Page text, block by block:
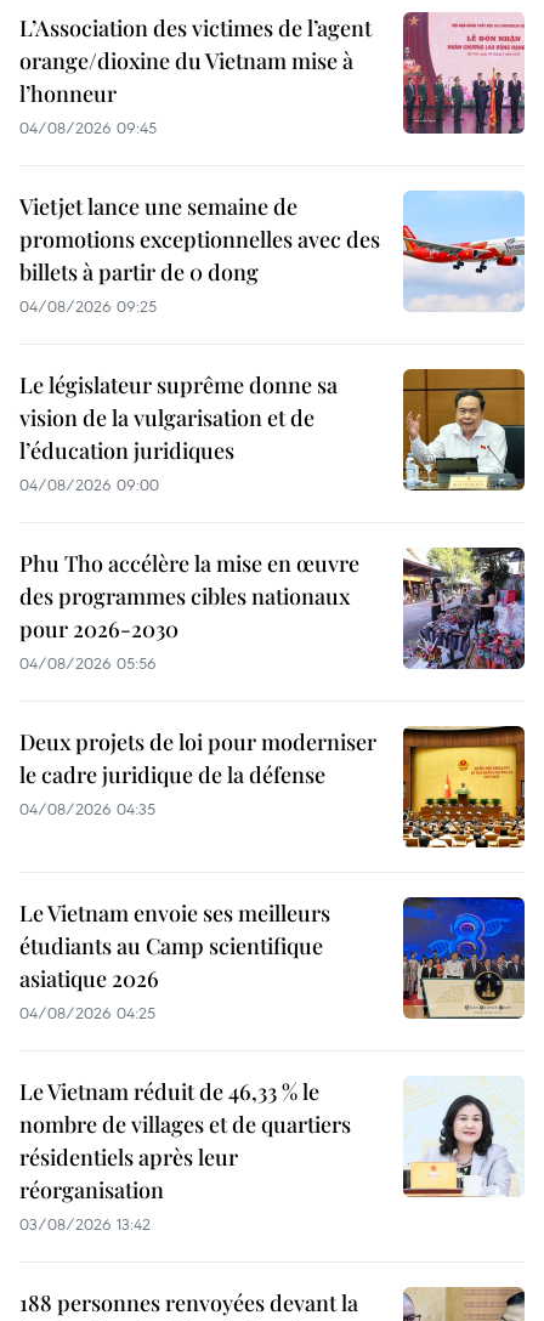
L’Association des victimes de l’agent
orange/dioxine du Vietnam mise à
l’honneur
04/08/2026 09:45
Vietjet lance une semaine de
promotions exceptionnelles avec des
billets à partir de 0 dong
04/08/2026 09:25
Le législateur suprême donne sa
vision de la vulgarisation et de
l’éducation juridiques
04/08/2026 09:00
Phu Tho accélère la mise en œuvre
des programmes cibles nationaux
pour 2026-2030
04/08/2026 05:56
Deux projets de loi pour moderniser
le cadre juridique de la défense
04/08/2026 04:35
Le Vietnam envoie ses meilleurs
étudiants au Camp scientifique
asiatique 2026
04/08/2026 04:25
Le Vietnam réduit de 46,33 % le
nombre de villages et de quartiers
résidentiels après leur
réorganisation
03/08/2026 13:42
188 personnes renvoyées devant la